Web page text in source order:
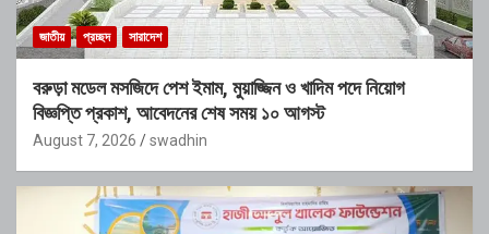
জাতীয় প্রচ্ছদ সারাদেশ
বরুড়া মডেল মসজিদে পেশ ইমাম, মুয়াজ্জিন ও খাদিম পদে নিয়োগ
বিজ্ঞপ্তি প্রকাশ, আবেদনের শেষ সময় ১০ আগস্ট
August 7, 2026 swadhin